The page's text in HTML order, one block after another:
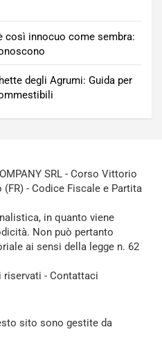
così innocuo come sembra:
degli Agrumi: Guida per
SRL - Corso Vittorio
(FR) - Codice Fiscale e Partita
in quanto viene
Non può pertanto
ai sensi della legge n. 62
riservati - Contattaci
sito sono gestite da